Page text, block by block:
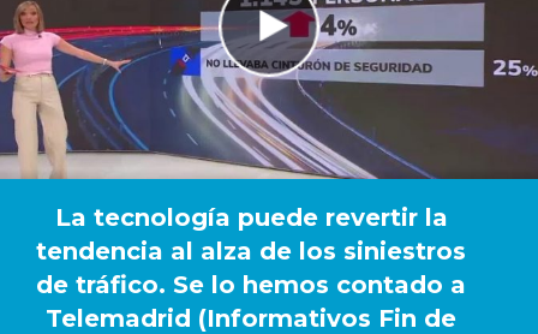
La tecnología puede revertir la
tendencia al alza de los siniestros
de tráfico. Se lo hemos contado a
Telemadrid (Informativos Fin de